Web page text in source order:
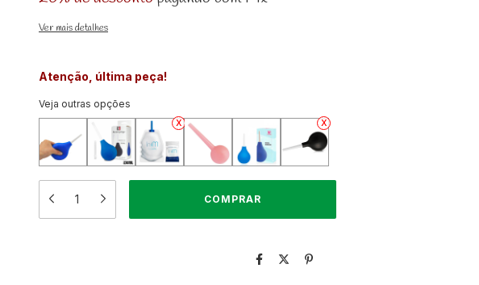
Ver mais detalhes
Atenção, última peça!
Veja outras opções